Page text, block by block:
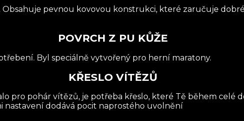
Obsahuje pevnou kovovou konstrukci, které zaručuje
POVRCH Z PU KŮŽE
Byl speciálně vytvořený pro herní maratony.
KŘESLO VÍTĚZŮ
pro pohár vítězů, je potřeba křeslo, které Tě během celé
nastavení dodává pocit naprostého uvolnění